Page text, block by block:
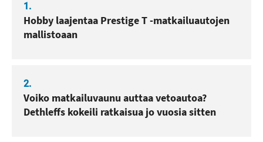
1.
Hobby laajentaa Prestige T -matkailuautojen
mallistoaan
2.
Voiko matkailuvaunu auttaa vetoautoa?
Dethleffs kokeili ratkaisua jo vuosia sitten